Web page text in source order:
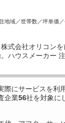
域／世帯数／坪単価／
式会社オリコン
ハウスメーカー
際にサービスを利
企業56社を対象に